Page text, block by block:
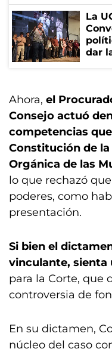
La
dar
Ahora, el
Consejo actuó
competencias
Constitución de
Orgánica de las
lo que rechazó
poderes, como
presentación.
Si bien el
vinculante, sienta
para la Corte, que
controversia de
En su dictamen,
núcleo del caso